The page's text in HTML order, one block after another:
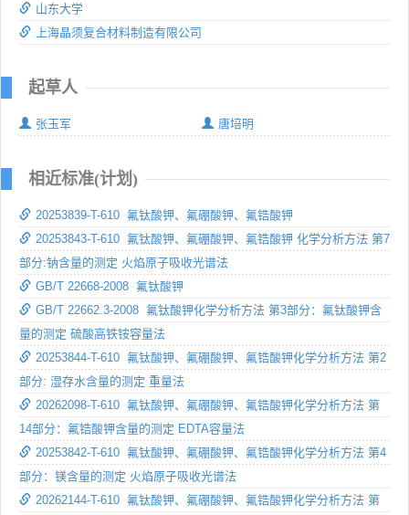
山东大学
上海晶须复合材料制造有限公司
起草人
张玉军 唐培明
相近标准(计划)
20253839-T-610 氟钛酸钾、氟硼酸钾、氟锆酸钾
20253843-T-610 氟钛酸钾、氟硼酸钾、氟锆酸钾 化学分析方法 第7
部分:钠含量的测定 火焰原子吸收光谱法
GB/T 22668-2008 氟钛酸钾
GB/T 22662.3-2008 氟钛酸钾化学分析方法 第3部分：氟钛酸钾含
量的测定 硫酸高铁铵容量法
20253844-T-610 氟钛酸钾、氟硼酸钾、氟锆酸钾化学分析方法 第2
部分: 湿存水含量的测定 重量法
20262098-T-610 氟钛酸钾、氟硼酸钾、氟锆酸钾化学分析方法 第
14部分：氟锆酸钾含量的测定 EDTA容量法
20253842-T-610 氟钛酸钾、氟硼酸钾、氟锆酸钾化学分析方法 第4
部分：镁含量的测定 火焰原子吸收光谱法
20262144-T-610 氟钛酸钾、氟硼酸钾、氟锆酸钾化学分析方法 第